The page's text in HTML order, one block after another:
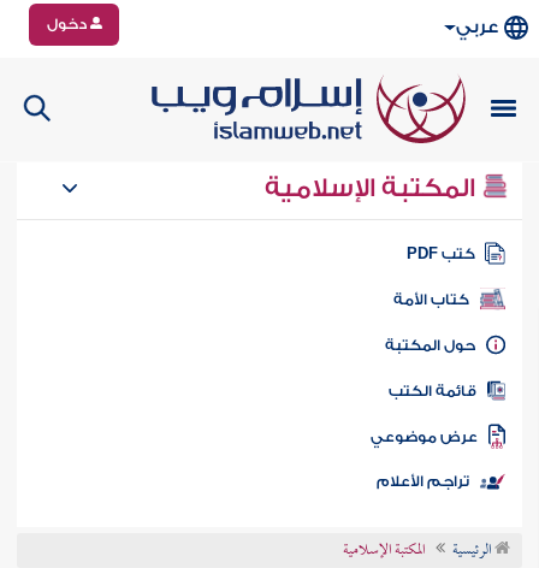
عربي دخول
المكتبة الإسلامية
كتب PDF
كتاب الأمة
المكتبة
الكتب
موضوعي
تراجم الأعلام
الرئيسية المكتبة الإسلامية